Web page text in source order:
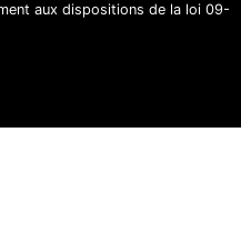
aux dispositions de la loi 09-